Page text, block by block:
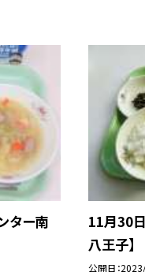
ター南
11月30
八王子】
公開日